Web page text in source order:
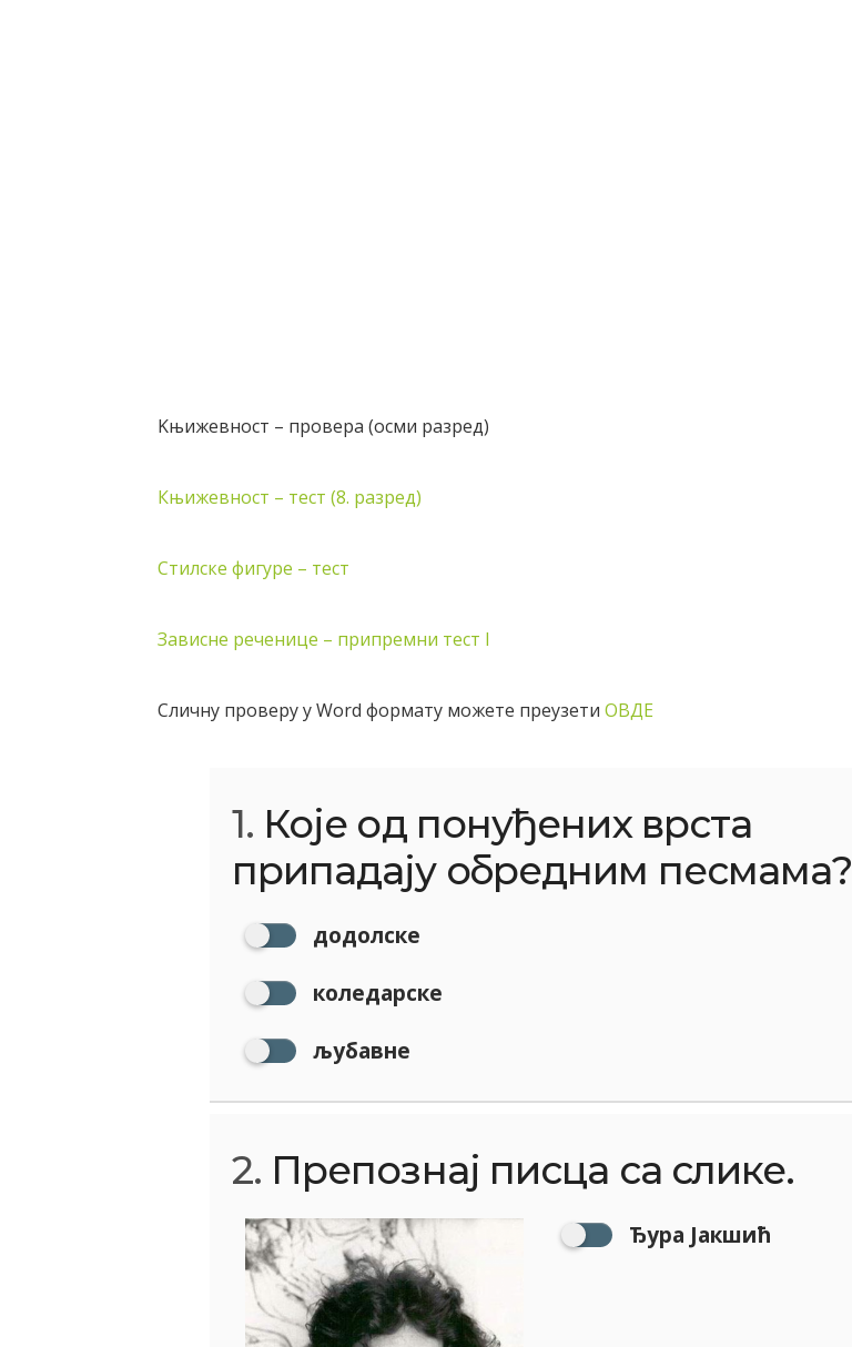
Kњижевност – провера (осми разред)
Књижевност – тест (8. разред)
Стилске фигуре – тест
Зависне реченице – припремни тест I
Сличну проверу у Word формату можете преузети ОВДЕ
1. Које од понуђених врста
припадају обредним песмама?
додолске
коледарске
љубавне
2. Препознај писца са слике.
Ђура Јакшић